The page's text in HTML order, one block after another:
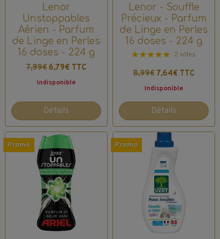
Lenor
Unstoppables
Aérien - Parfum
de Linge en Perles
16 doses - 224 g
7,99€ 6,79€ TTC
Indisponible
Détails
Lenor - Souffle
Précieux - Parfum
de Linge en Perles
16 doses - 224 g
2 votes.
8,99€ 7,64€ TTC
Indisponible
Détails
Promo Promo